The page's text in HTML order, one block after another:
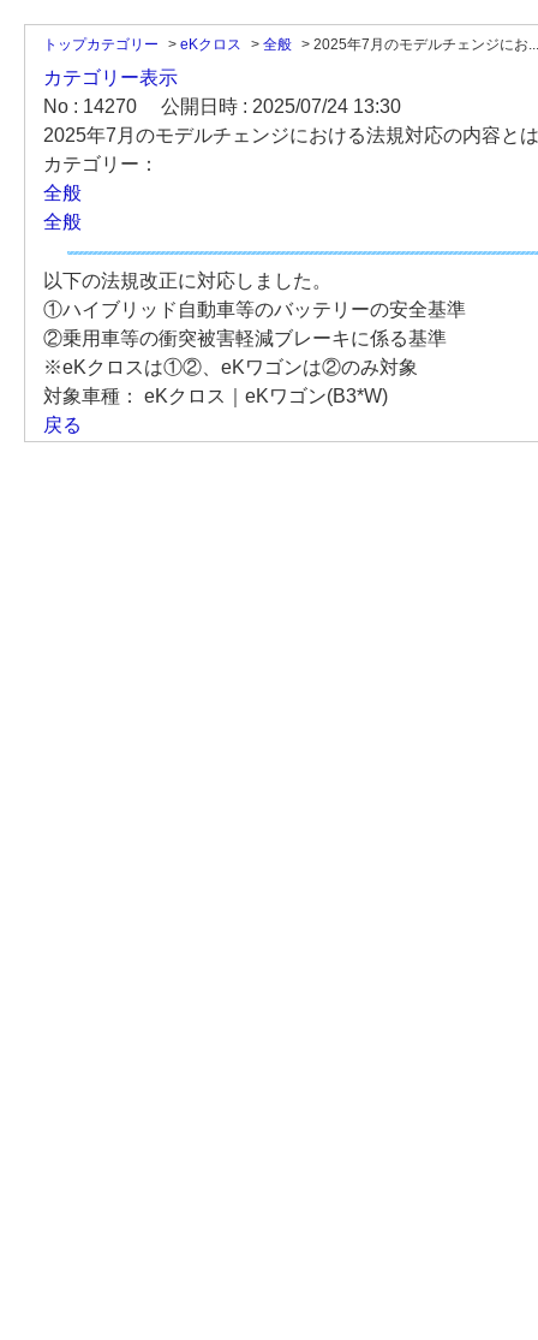
トップカテゴリー > eKクロス > 全般 > 2025年7月のモデルチェンジにお...
カテゴリー表示
No : 14270
公開日時 : 2025/07/24 13:30
2025年7月のモデルチェンジにおける法規対応の内容と
カテゴリー：
全般
全般
以下の法規改正に対応しました。
①ハイブリッド自動車等のバッテリーの安全基準
②乗用車等の衝突被害軽減ブレーキに係る基準
※eKクロスは①②、eKワゴンは②のみ対象
対象車種：
eKクロス｜eKワゴン(B3*W)
戻る